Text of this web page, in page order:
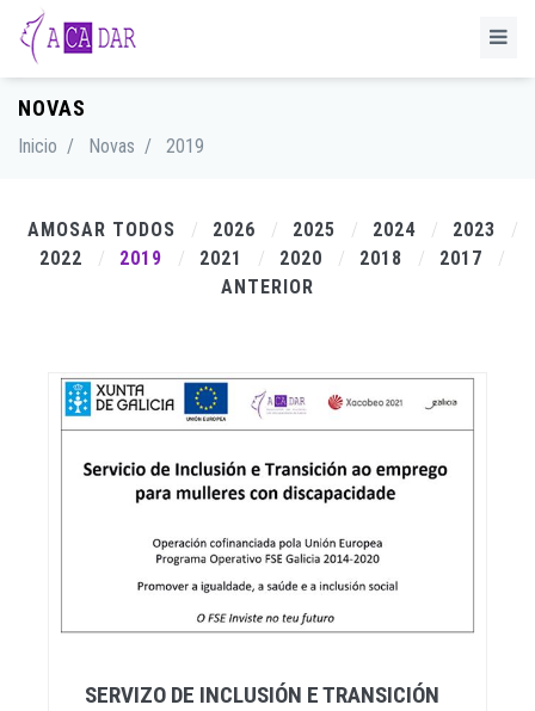
NOVAS
Inicio / Novas / 2019
AMOSAR TODOS 2026 2025 2024
2023
2022
2019 2021 2020 2018
2017
ANTERIOR
SERVIZO DE INCLUSIÓN E TRANSICIÓN